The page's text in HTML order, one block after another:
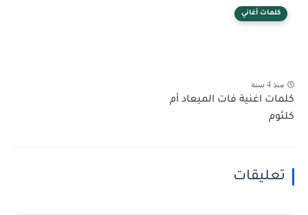
كلمات أغاني
منذ 4 سنة
كلمات اغنية فات الميعاد أم
كلثوم
تعليقات